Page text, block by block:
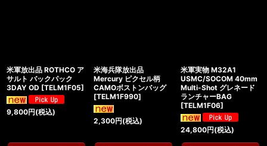
米軍放出品 ROTHCO ア
サルト バックパック
3DAY OD [TELM1F05]
9,800円(税込)
米海兵隊放出品
Mercury ピクセル柄
CAMOボストンバッグ
[TELM1F990]
2,300円(税込)
米軍実物 M32A1
USMC/SOCOM 40mm
Multi-Shot グレネード
ランチャーBAG
[TELM1F06]
24,800円(税込)